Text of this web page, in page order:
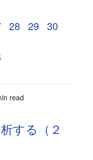
28 29 30
read
する（２